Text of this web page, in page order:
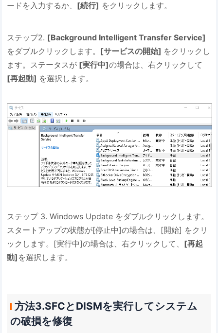
ードを入力するか、 [続行] をクリックします。
ステップ2. [Background Intelligent Transfer Service]
をダブルクリックします。 [サービスの開始] をクリックし
ます。ステータスが [実行中]の場合は、右クリックして
[再起動] を選択します。
ステップ 3. Windows Update をダブルクリックします。
スタートアップの状態が[停止中]の場合は、[開始] をクリ
ックします。[実行中]の場合は、右クリックして、 [再起
動] を選択します。
方法3.SFCとDISMを実行してシステム
の破損を修復